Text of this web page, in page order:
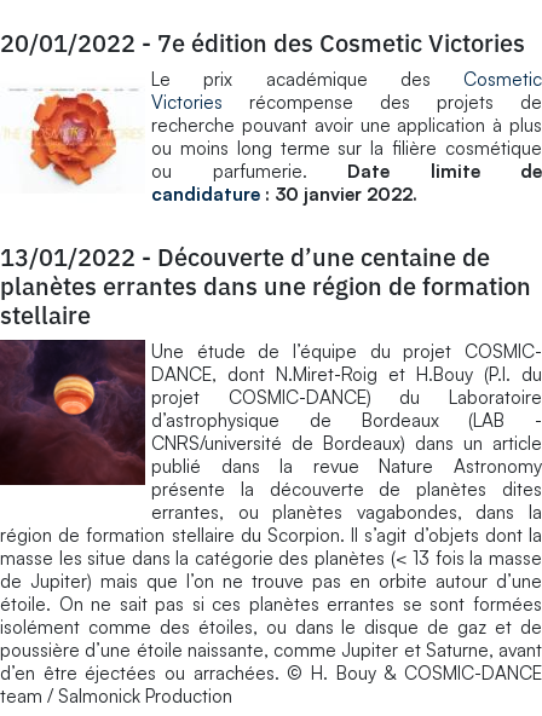
20/01/2022 - 7e édition des Cosmetic Victories
Le prix académique des Cosmetic
Victories récompense des projets de
recherche pouvant avoir une application à plus
ou moins long terme sur la filière cosmétique
ou parfumerie. Date limite de
candidature : 30 janvier 2022.
13/01/2022 - Découverte d’une centaine de
planètes errantes dans une région de formation
stellaire
Une étude de l’équipe du projet COSMIC-
DANCE, dont N.Miret-Roig et H.Bouy (P.I. du
projet COSMIC-DANCE) du Laboratoire
d’astrophysique de Bordeaux (LAB -
CNRS/université de Bordeaux) dans un article
publié dans la revue Nature Astronomy
présente la découverte de planètes dites
errantes, ou planètes vagabondes, dans la
région de formation stellaire du Scorpion. II s’agit d’objets dont la
masse les situe dans la catégorie des planètes (< 13 fois la masse
de Jupiter) mais que l’on ne trouve pas en orbite autour d’une
étoile. On ne sait pas si ces planètes errantes se sont formées
isolément comme des étoiles, ou dans le disque de gaz et de
poussière d’une étoile naissante, comme Jupiter et Saturne, avant
d’en être éjectées ou arrachées. © H. Bouy & COSMIC-DANCE
team / Salmonick Production